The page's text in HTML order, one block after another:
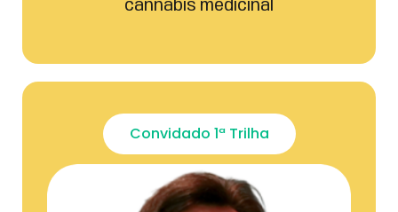
cannabis medicinal
Convidado 1ª Trilha